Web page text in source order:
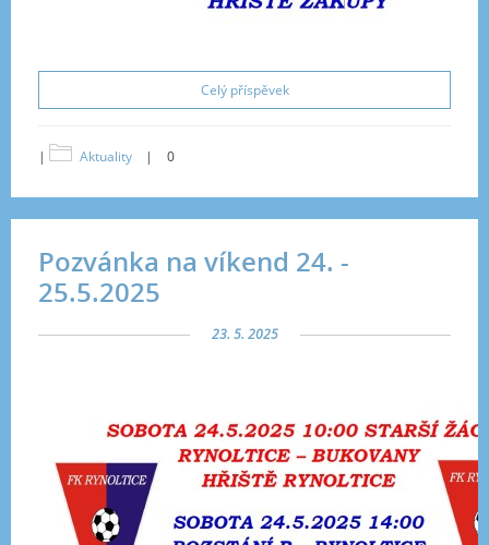
Celý příspěvek
| Aktuality | 0
Pozvánka na víkend 24. -
25.5.2025
23. 5. 2025